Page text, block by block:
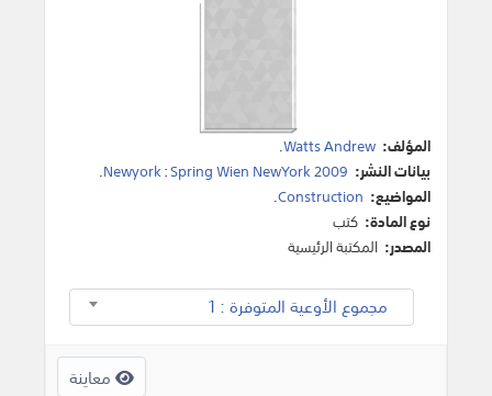
المؤلف: Watts Andrew
.
بيانات النشر:
Newyork:Spring Wien NewYork 2009
.
المواضيع: Construction
.
نوع المادة: كتب
المصدر: المكتبة الرئيسية
مجموع الأوعية المتوفرة : 1
معاينة